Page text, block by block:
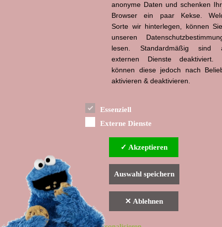
▲ nach oben Indexverzeichnis
Haftungsausschluss
anonyme Daten und schenken
Browser ein paar Kekse.
Sorte wir hinterlegen, können
unseren
lesen. Standardmäßig sind
externen Dienste deaktiviert.
können diese jedoch nach
aktivieren & deaktivieren.
Essenziell
Externe Dienste
✓ Akzeptieren
Auswahl speichern
✕ Ablehnen